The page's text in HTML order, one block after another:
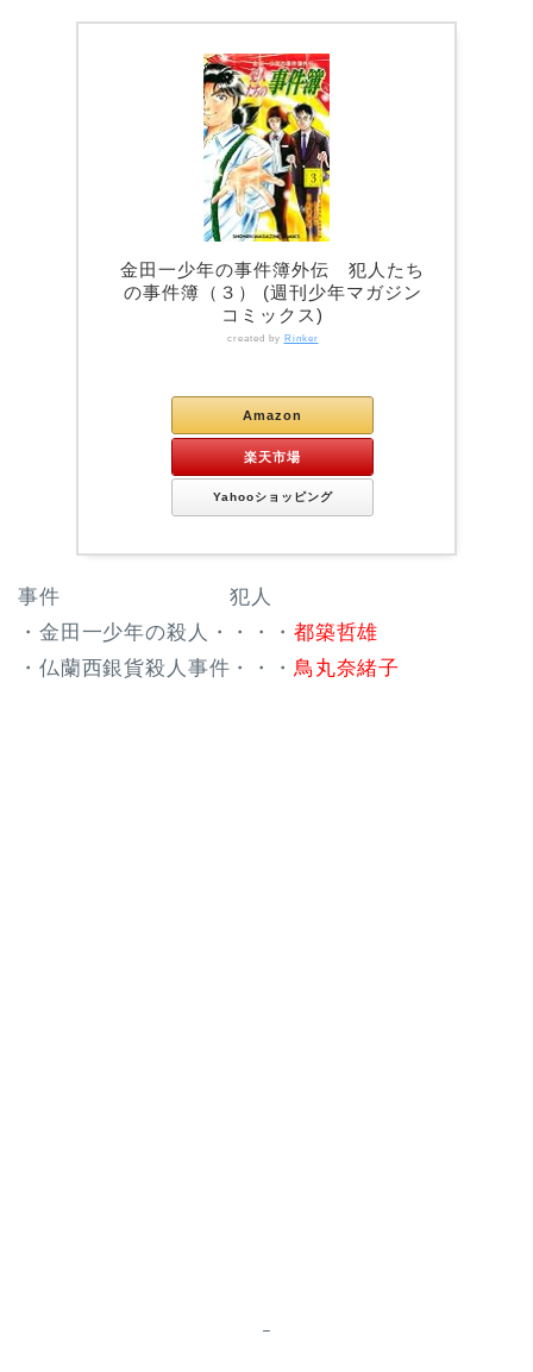
金田一少年の事件簿外伝 犯人たち
の事件簿（３） (週刊少年マガジン
コミックス)
created by Rinker
Amazon
楽天市場
Yahooショッピング
事件 犯人
・金田一少年の殺人・・・・ 都築哲雄
・仏蘭西銀貨殺人事件・・・ 鳥丸奈緒子